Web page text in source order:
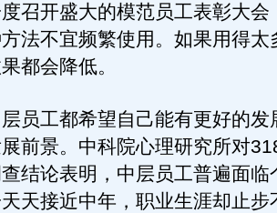
召开盛大的模范员工表彰大会
法不宜频繁使用。如果用得太
都会降低。
工都希望自己能有更好的发
前景。中科院心理研究所对
结论表明，中层员工普遍面临
天接近中年，职业生涯却止步